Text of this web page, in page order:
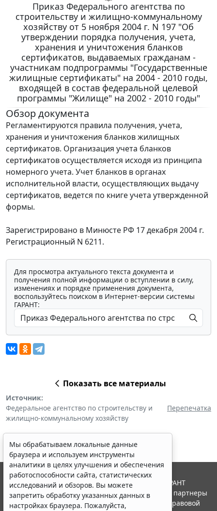
Приказ Федерального агентства по
строительству и жилищно-коммунальному
хозяйству от 5 ноября 2004 г. N 197 "Об
утверждении порядка получения, учета,
хранения и уничтожения бланков
сертификатов, выдаваемых гражданам -
участникам подпрограммы "Государственные
жилищные сертификаты" на 2004 - 2010 годы,
входящей в состав федеральной целевой
программы "Жилище" на 2002 - 2010 годы"
Обзор документа
Регламентируются правила получения, учета,
хранения и уничтожения бланков жилищных
сертификатов. Организация учета бланков
сертификатов осуществляется исходя из принципа
номерного учета. Учет бланков в органах
исполнительной власти, осуществляющих выдачу
сертификатов, ведется по книге учета утвержденной
формы.
Зарегистрировано в Минюсте РФ 17 декабря 2004 г.
Регистрационный N 6211.
Для просмотра актуального текста документа и
получения полной информации о вступлении в силу,
изменениях и порядке применения документа,
воспользуйтесь поиском в Интернет-версии системы
ГАРАНТ:
Показать все материалы
Источник:
Федеральное агентство по строительству и
жилищно-коммунальному хозяйству
Перепечатка
Мы обрабатываем локальные данные
браузера и используем инструменты
аналитики в целях улучшения и обеспечения
работоспособности сайта, статистических
исследований и обзоров. Вы можете
запретить обработку указанных данных в
настройках браузера. Пожалуйста,
© ООО "НПП "ГАРАНТ-СЕРВИС", 2026. Система ГАРАНТ
выпускается с 1990 года. Компания "Гарант" и ее партнеры
являются участниками Российской ассоциации правовой